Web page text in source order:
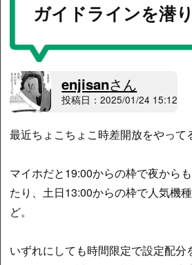
ガイドラインを潜
enjisanさん
投稿日：2025/01/24 15:12
最近ちょこちょこ時差開放をやって
マイホだと19:00からの枠で夜から
たり、土日13:00からの枠で人気機
ど。
いずれにしても時間限定で設定配分